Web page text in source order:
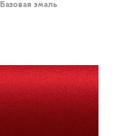
Базовая эмаль